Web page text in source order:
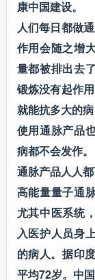
康中国建设。
人们每日都做
作用会随之增
量都被排出去
锻炼没有起作
就能抗多大的
使用通脉产品
病都不会发作。
通脉产品人人都
高能量量子通
尤其中医系统
入医护人员身
的病人。据印
平均72岁。中